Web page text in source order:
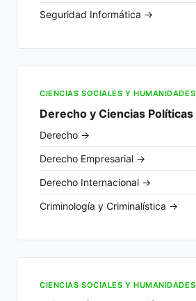
Seguridad Informática →
CIENCIAS SOCIALES Y HUMANIDADES
Derecho y Ciencias Políticas
Derecho →
Derecho Empresarial →
Derecho Internacional →
Criminología y Criminalística →
CIENCIAS SOCIALES Y HUMANIDADES